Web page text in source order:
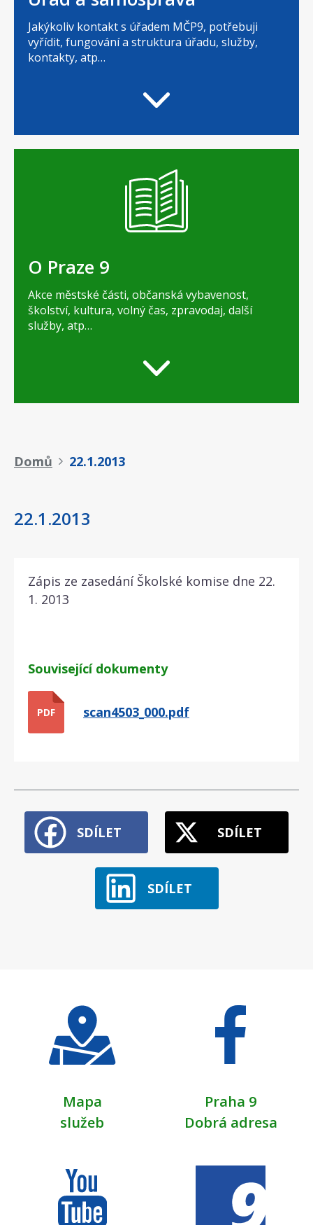
Jakýkoliv kontakt s úřadem MČP9, potřebuji
vyřídit, fungování a struktura úřadu, služby,
kontakty, atp…
O Praze 9
Akce městské části, občanská vybavenost,
školství, kultura, volný čas, zpravodaj, další
služby, atp…
Drobečková
Domů 22.1.2013
22.1.2013
Zápis ze zasedání Školské komise dne 22.
1. 2013
Související dokumenty
PDF scan4503_000.pdf
SDÍLET SDÍLET
SDÍLET
Mapa
služeb
Praha 9
Dobrá adresa